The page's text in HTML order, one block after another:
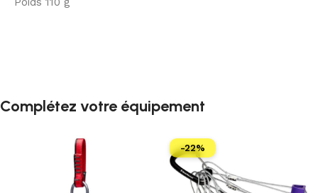
Complétez votre équipement
-22%